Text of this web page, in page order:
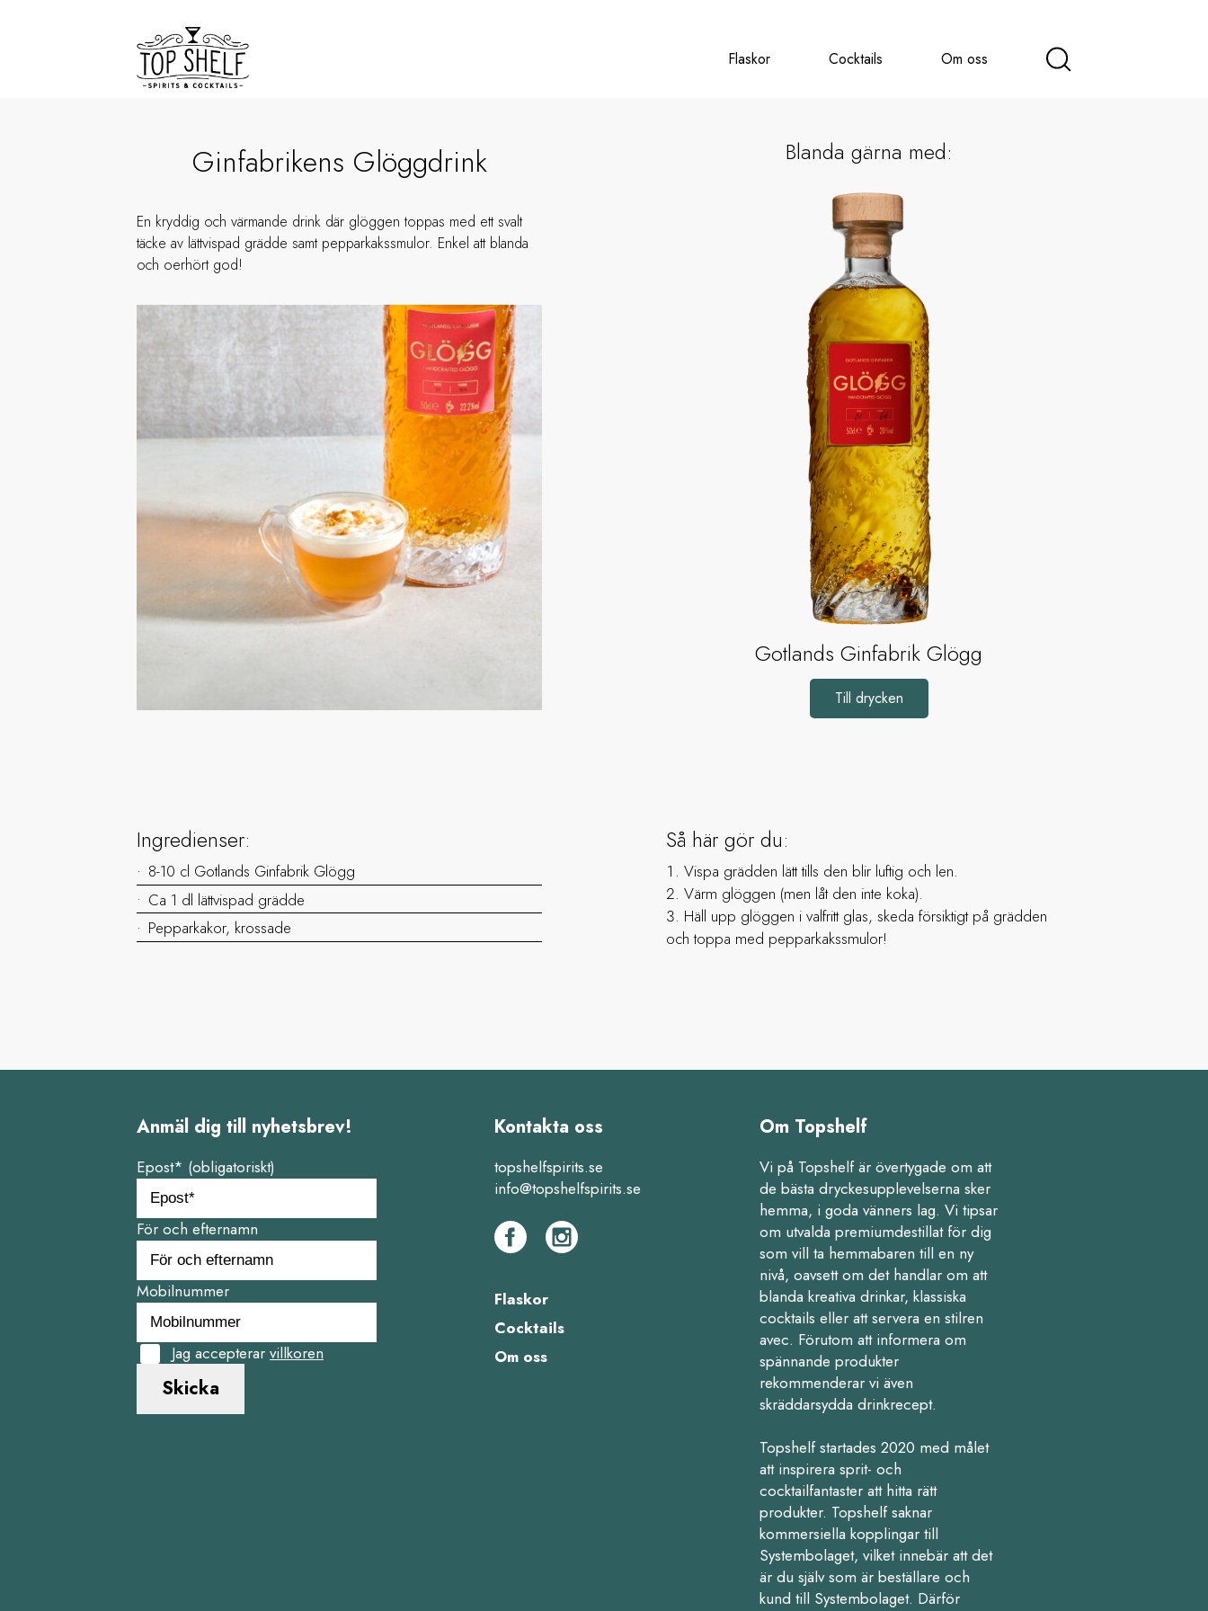
Flaskor Cocktails Om oss
Ginfabrikens Glöggdrink
En kryddig och värmande drink där glöggen toppas med ett svalt
täcke av lättvispad grädde samt pepparkakssmulor. Enkel att blanda
och oerhört god!
Blanda gärna med:
Gotlands Ginfabrik Glögg
Till drycken
Ingredienser:
8-10 cl Gotlands Ginfabrik Glögg
Ca 1 dl lättvispad grädde
Pepparkakor, krossade
Så här gör du:
Vispa grädden lätt tills den blir luftig och len.
Värm glöggen (men låt den inte koka).
Häll upp glöggen i valfritt glas, skeda försiktigt på grädden
och toppa med pepparkakssmulor!
Anmäl dig till nyhetsbrev!
Epost* (obligatoriskt)
För och efternamn
Mobilnummer
Jag accepterar villkoren
Skicka
Kontakta oss
topshelfspirits.se
info@topshelfspirits.se
Flaskor
Cocktails
Om oss
Om Topshelf
Vi på Topshelf är övertygade om att
de bästa dryckesupplevelserna sker
hemma, i goda vänners lag. Vi tipsar
om utvalda premiumdestillat för dig
som vill ta hemmabaren till en ny
nivå, oavsett om det handlar om att
blanda kreativa drinkar, klassiska
cocktails eller att servera en stilren
avec. Förutom att informera om
spännande produkter
rekommenderar vi även
skräddarsydda drinkrecept.
Topshelf startades 2020 med målet
att inspirera sprit- och
cocktailfantaster att hitta rätt
produkter. Topshelf saknar
kommersiella kopplingar till
Systembolaget, vilket innebär att det
är du själv som är beställare och
kund till Systembolaget. Därför